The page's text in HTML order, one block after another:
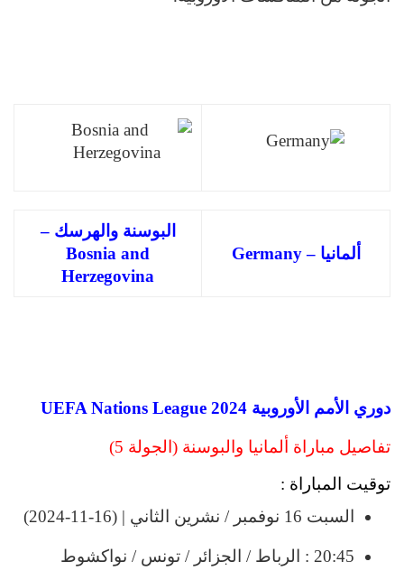
ألمانيا – Germany
البوسنة والهرسك –
Bosnia and
Herzegovina
دوري الأمم الأوروبية 2024 UEFA Nations League
تفاصيل مباراة ألمانيا والبوسنة (الجولة 5)
توقيت المباراة :
السبت 16 نوفمبر / نشرين الثاني | (16-11-2024)
20:45 : الرباط / الجزائر / تونس / نواكشوط